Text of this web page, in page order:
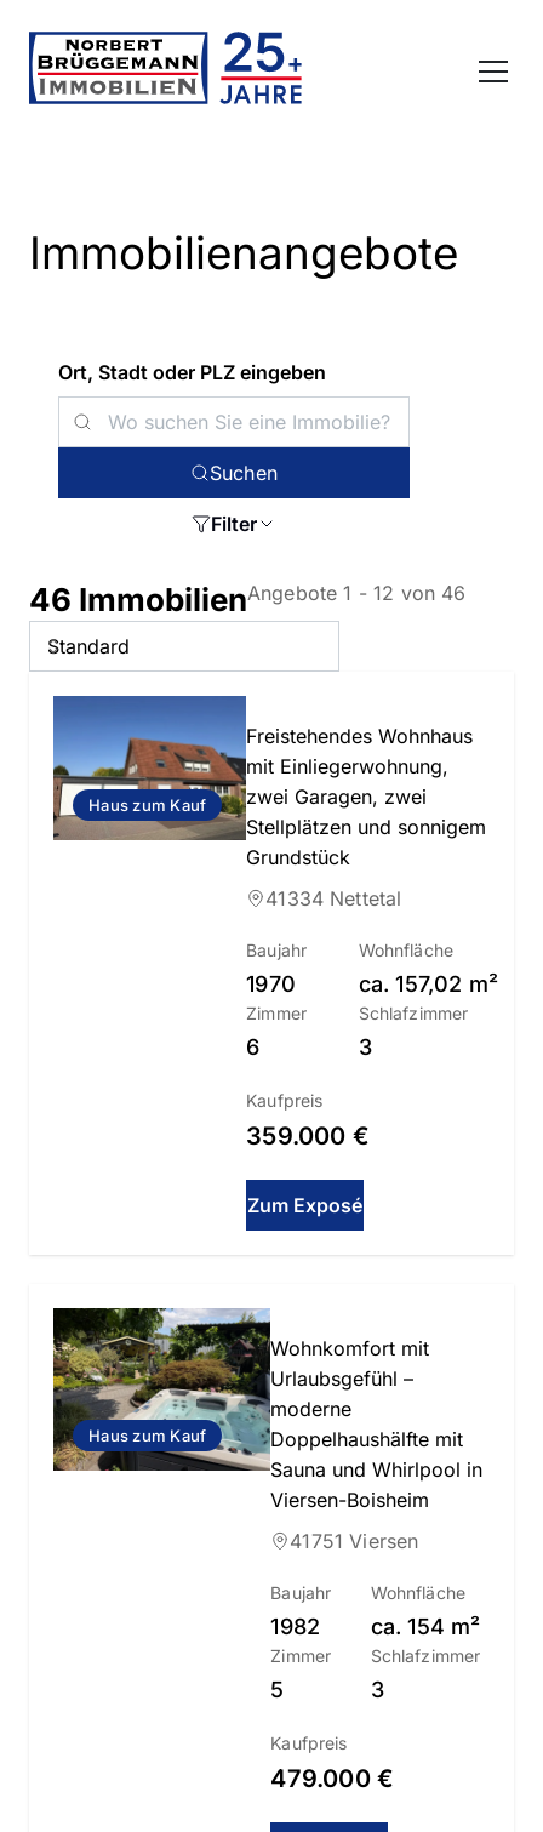
Immobilienangebote
Ort, Stadt oder PLZ eingeben
Suchen
Filter
46 ImmobilienAngebote 1 - 12 von 46
Haus zum Kauf
Freistehendes Wohnhaus
mit Einliegerwohnung,
zwei Garagen, zwei
Stellplätzen und sonnigem
Grundstück
41334 Nettetal
Baujahr
1970
Wohnfläche
ca. 157,02 m²
Zimmer
6
Schlafzimmer
3
Kaufpreis
359.000 €
Zum Exposé
Slide 1 of 32
Haus zum Kauf
Wohnkomfort mit
Urlaubsgefühl –
moderne
Doppelhaushälfte mit
Sauna und Whirlpool in
Viersen-Boisheim
41751 Viersen
Baujahr
1982
Wohnfläche
ca. 154 m²
Zimmer
5
Schlafzimmer
3
Kaufpreis
479.000 €